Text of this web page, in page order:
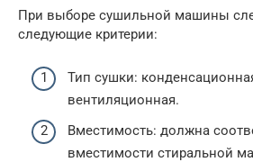
При выборе сушильной машины
следующие критерии:
Тип сушки:
вентиляционная.
Вместимость: должна
вместимости стиральной